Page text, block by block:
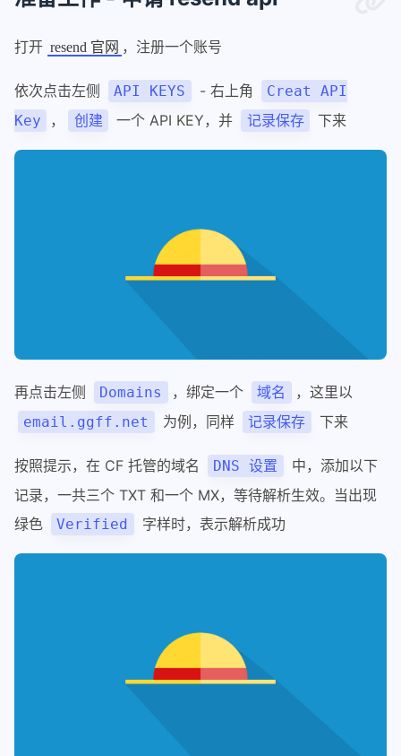
打开 resend 官网 ，注册一个账号
依次点击左侧 API KEYS - 右上角
Creat API
Key
， 创建 一个 API KEY，并 记录保存 下来
再点击左侧 Domains ，绑定一个 域名 ，这里以
email.ggff.net 为例，同样 记录保存 下来
按照提示，在 CF 托管的域名 DNS 设置
中，添加以下
记录，一共三个 TXT 和一个 MX，等待解析生效。当出现
绿色
Verified 字样时，表示解析成功